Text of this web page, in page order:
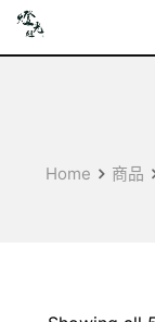
Skip
Home 商品